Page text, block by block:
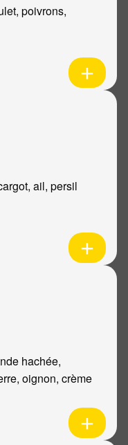
poivrons,
ail, persil
hachée,
oignon, crème